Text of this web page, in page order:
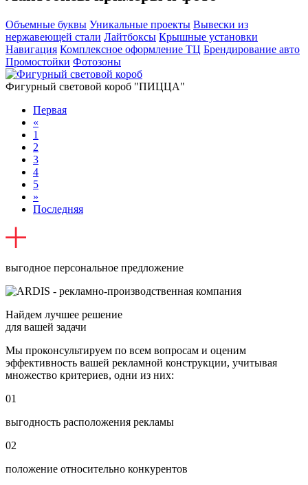
Объемные буквы Уникальные проекты Вывески из
нержавеющей стали Лайтбоксы Крышные установки
Навигация Комплексное оформление ТЦ Брендирование авто
Промостойки Фотозоны
Фигурный световой короб "ПИЦЦА"
Первая
«
1
2
3
4
5
»
Последняя
выгодное персональное предложение
Найдем лучшее решение
для вашей задачи
Мы проконсультируем по всем вопросам и оценим
эффективность вашей рекламной конструкции, учитывая
множество критериев, одни из них:
01
выгодность расположения рекламы
02
положение относительно конкурентов